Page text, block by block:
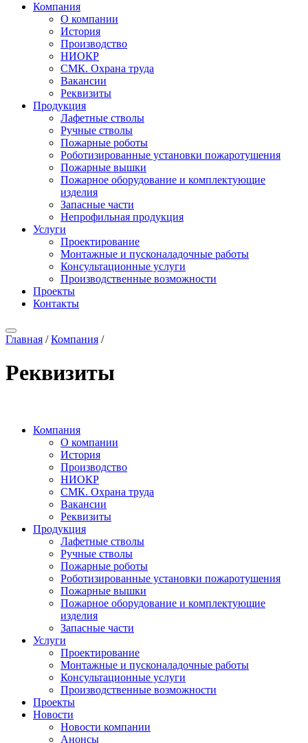
Компания
О компании
История
Производство
НИОКР
СМК. Охрана труда
Вакансии
Реквизиты
Продукция
Лафетные стволы
Ручные стволы
Пожарные роботы
Роботизированные установки пожаротушения
Пожарные вышки
Пожарное оборудование и комплектующие
изделия
Запасные части
Непрофильная продукция
Услуги
Проектирование
Монтажные и пусконаладочные работы
Консультационные услуги
Производственные возможности
Проекты
Контакты
Главная /Компания /
Реквизиты
Компания
О компании
История
Производство
НИОКР
СМК. Охрана труда
Вакансии
Реквизиты
Продукция
Лафетные стволы
Ручные стволы
Пожарные роботы
Роботизированные установки пожаротушения
Пожарные вышки
Пожарное оборудование и комплектующие
изделия
Запасные части
Услуги
Проектирование
Монтажные и пусконаладочные работы
Консультационные услуги
Производственные возможности
Проекты
Новости
Новости компании
Анонсы